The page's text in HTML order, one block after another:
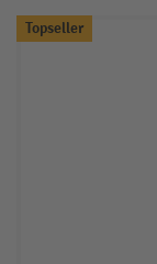
Topseller